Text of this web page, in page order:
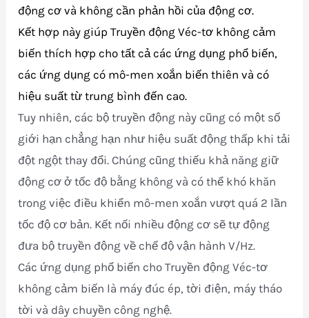
động cơ và không cần phản hồi của động cơ.
Kết hợp này giúp Truyền động Véc-tơ không cảm
biến thích hợp cho tất cả các ứng dụng phổ biến,
các ứng dụng có mô-men xoắn biến thiên và có
hiệu suất từ trung bình đến cao.
Tuy nhiên, các bộ truyền động này cũng có một số
giới hạn chẳng hạn như hiệu suất động thấp khi tải
đột ngột thay đổi. Chúng cũng thiếu khả năng giữ
động cơ ở tốc độ bằng không và có thể khó khăn
trong việc điều khiển mô-men xoắn vượt quá 2 lần
tốc độ cơ bản. Kết nối nhiều động cơ sẽ tự động
đưa bộ truyền động về chế độ vận hành V/Hz.
Các ứng dụng phổ biến cho Truyền động Véc-tơ
không cảm biến là máy đúc ép, tời điện, máy tháo
tời và dây chuyền công nghệ.